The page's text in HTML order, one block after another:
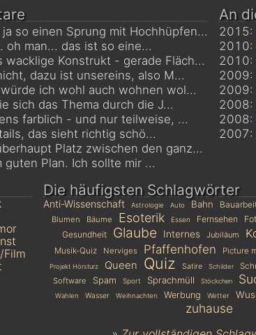
so einen Sprung mit Hochhüpfen...
oh man... das ist so eine...
wacklige Konstrukt - gerade Fläch...
dazu ist unsereins, also M...
ich wohl auch wohnen wol...
sich das Thema durch die J...
farblich - und nur teilweise, ...
das sieht richtig schö...
Platz zwischen den ganz...
guten Plan. Ich sollte mir ...
An
2015:
2010:
2010:
2009:
2009:
2008:
2008:
2007:
Film
Die häufigsten Schlagwörter
Anti-Wissenschaft Astrologie Auto Bahn
Blumen Bäume Esoterik Essen Fernsehen
Gesundheit
Glaube Internes Jubiläum
Musik-Quiz Nerviges Pfaffenhofen Picture
Projekt Hörsturz Queen Quiz Satire Schilder
Software
Spam Sport Sprachmüll Stöckchen
Wahlen Wasser Weihnachten Werbung Wetter
zuhause